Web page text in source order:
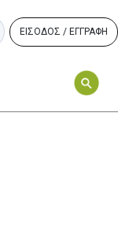
ΕΙΣΟΔΟΣ / ΕΓΓΡΑΦΗ